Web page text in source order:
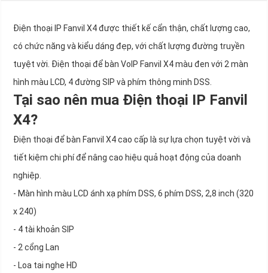
Điện thoại IP Fanvil X4 được thiết kế cẩn thận, chất lượng cao,
có chức năng và kiểu dáng đẹp, với chất lượng đường truyền
tuyệt vời. Điện thoại để bàn VoIP Fanvil X4 màu đen với 2 màn
hình màu LCD, 4 đường SIP và phím thông minh DSS.
Tại sao nên mua Điện thoại IP Fanvil
X4?
Điện thoại để bàn Fanvil X4 cao cấp là sự lựa chọn tuyệt vời và
tiết kiệm chi phí để nâng cao hiệu quả hoạt động của doanh
nghiệp.
- Màn hình màu LCD ánh xạ phím DSS, 6 phím DSS, 2,8 inch (320
x 240)
- 4 tài khoản SIP
- 2 cổng Lan
- Loa tai nghe HD